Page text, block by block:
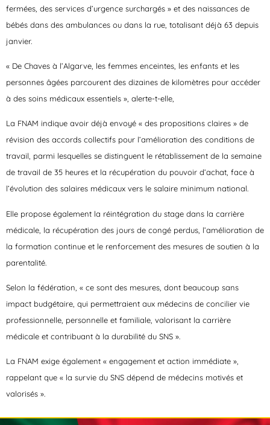
fermées, des services d’urgence surchargés » et des naissances de
bébés dans des ambulances ou dans la rue, totalisant déjà 63 depuis
janvier.
« De Chaves à l’Algarve, les femmes enceintes, les enfants et les
personnes âgées parcourent des dizaines de kilomètres pour accéder
à des soins médicaux essentiels », alerte-t-elle,
La FNAM indique avoir déjà envoyé « des propositions claires » de
révision des accords collectifs pour l’amélioration des conditions de
travail, parmi lesquelles se distinguent le rétablissement de la semaine
de travail de 35 heures et la récupération du pouvoir d’achat, face à
l’évolution des salaires médicaux vers le salaire minimum national.
Elle propose également la réintégration du stage dans la carrière
médicale, la récupération des jours de congé perdus, l’amélioration de
la formation continue et le renforcement des mesures de soutien à la
parentalité.
Selon la fédération, « ce sont des mesures, dont beaucoup sans
impact budgétaire, qui permettraient aux médecins de concilier vie
professionnelle, personnelle et familiale, valorisant la carrière
médicale et contribuant à la durabilité du SNS ».
La FNAM exige également « engagement et action immédiate »,
rappelant que « la survie du SNS dépend de médecins motivés et
valorisés ».